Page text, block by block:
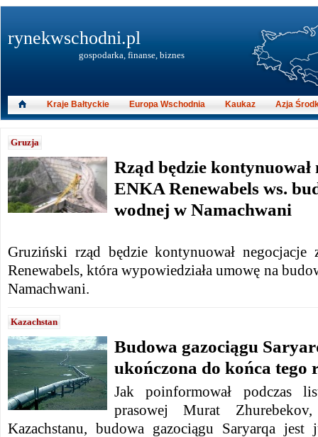
Gruzja
Rząd będzie kontynuował
ENKA Renewabels ws.
wodnej w Namachwani
Gruziński rząd będzie kontynuował
Renewabels, która wypowiedziała umowę na
Namachwani.
Kazachstan
Budowa gazociągu
ukończona do końca tego
Jak poinformował podczas
prasowej Murat
Kazachstanu, budowa gazociągu Saryarqa
rynekwschodni.pl
gospodarka, finanse, biznes
Kraje Bałtyckie Europa Wschodnia Kaukaz Azja